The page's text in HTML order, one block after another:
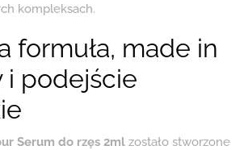
kompleksach.
formuła, made in
i podejście
Serum do rzęs 2ml zostało stworzone